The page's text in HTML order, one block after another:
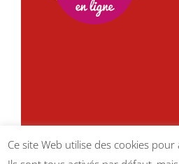
Ce site Web utilise des cookies